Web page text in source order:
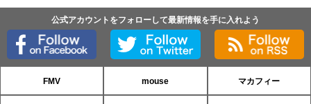
公式アカウントをフォローして最新情報を手に入れよう
FMV mouse マカフィー